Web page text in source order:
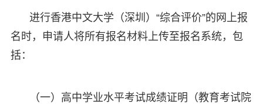
进行香港中文大学（深圳）“综合评价”的网上报
名时，申请人将所有报名材料上传至报名系统，包
括：
（一）高中学业水平考试成绩证明（教育考试院